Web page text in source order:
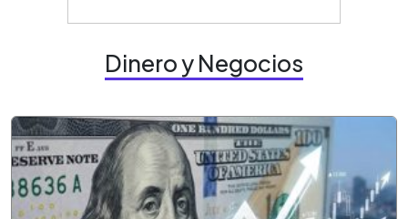
Dinero y Negocios